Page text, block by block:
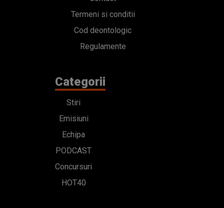
Termeni si conditii
Cod deontologic
Regulamente
Categorii
Stiri
Emisiuni
Echipa
PODCAST
Concursuri
HOT40